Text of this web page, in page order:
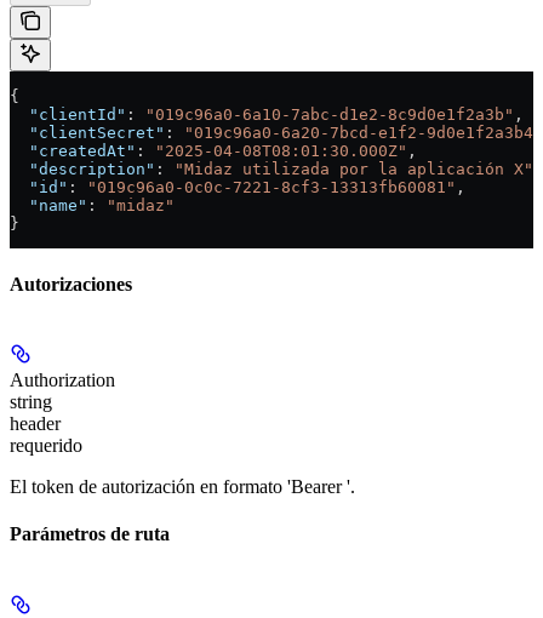
{
  "clientId"
: "019c96a0-6a10-7abc-d1e2-8c9d0e1f2a3b" ,
  "clientSecret"
:
"019c96a0-6a20-7bcd-e1f2-
  "createdAt"
: "2025-04-08T08:01:30.000Z" ,
  "description"
: "Midaz utilizada por la aplicación X"
  "id"
: "019c96a0-0c0c-7221-8cf3-13313fb60081" ,
  "name"
:
"midaz"
}
Autorizaciones
Authorization
string
header
requerido
El token de autorización en formato 'Bearer'.
Parámetros de ruta